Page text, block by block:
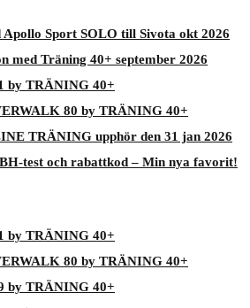
Apollo Sport SOLO till Sivota okt 2026
med Träning 40+ september 2026
by TRÄNING 40+
80 by TRÄNING 40+
TRÄNING upphör den 31 jan 2026
test och rabattkod – Min nya favorit!
by TRÄNING 40+
80 by TRÄNING 40+
by TRÄNING 40+